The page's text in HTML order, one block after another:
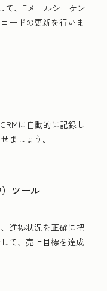
て、Eメールシーケン
ードの更新を行いま
に自動的に記録し
ましょう。
ツール
進捗状況を正確に把
て、売上目標を達成